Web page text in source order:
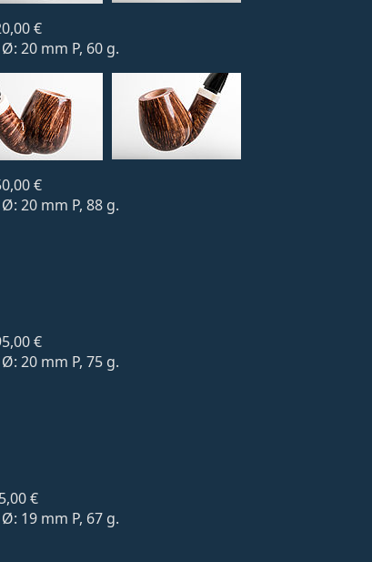
€
20 mm P, 60 g.
€
20 mm P, 88 g.
€
20 mm P, 75 g.
€
19 mm P, 67 g.